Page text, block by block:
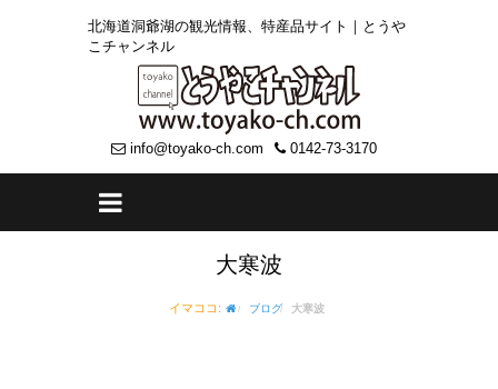
北海道洞爺湖の観光情報、特産品サイト｜とうや
こチャンネル
info@toyako-ch.com 0142-73-3170
大寒波
イマココ: ブログ 大寒波